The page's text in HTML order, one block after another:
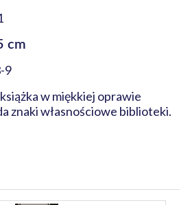
cm
9
w miękkiej oprawie
znaki własnościowe biblioteki.